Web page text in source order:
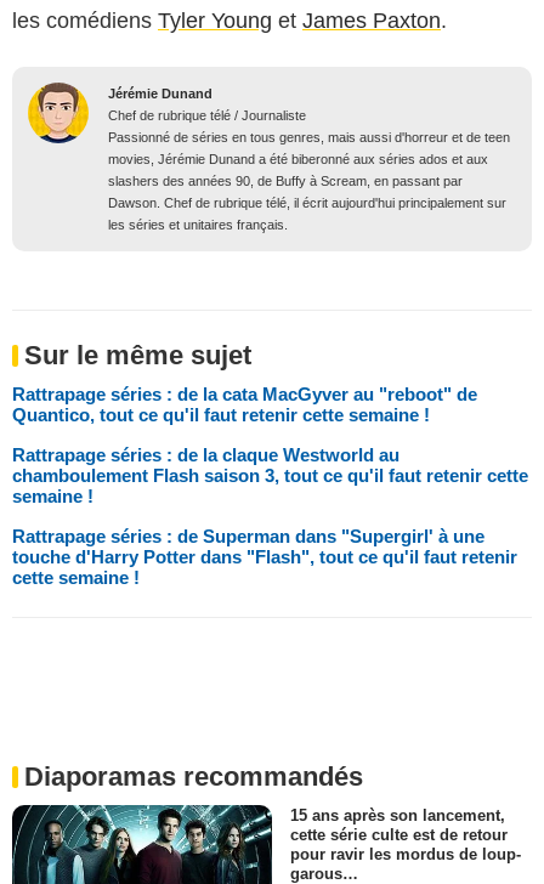
les comédiens Tyler Young et James Paxton.
Jérémie Dunand
Chef de rubrique télé / Journaliste
Passionné de séries en tous genres, mais aussi d'horreur et de teen
movies, Jérémie Dunand a été biberonné aux séries ados et aux
slashers des années 90, de Buffy à Scream, en passant par
Dawson. Chef de rubrique télé, il écrit aujourd'hui principalement sur
les séries et unitaires français.
Sur le même sujet
Rattrapage séries : de la cata MacGyver au "reboot" de
Quantico, tout ce qu'il faut retenir cette semaine !
Rattrapage séries : de la claque Westworld au
chamboulement Flash saison 3, tout ce qu'il faut retenir cette
semaine !
Rattrapage séries : de Superman dans "Supergirl' à une
touche d'Harry Potter dans "Flash", tout ce qu'il faut retenir
cette semaine !
Diaporamas recommandés
15 ans après son lancement,
cette série culte est de retour
pour ravir les mordus de loup-
garous…